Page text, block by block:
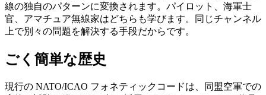
線の独自のパターンに変換されます。パイロット、海軍士
官、アマチュア無線家はどちらも学びます。同じチャンネル
上で別々の問題を解決する手段だからです。
ごく簡単な歴史
現行の NATO/ICAO フォネティックコードは、同盟空軍での